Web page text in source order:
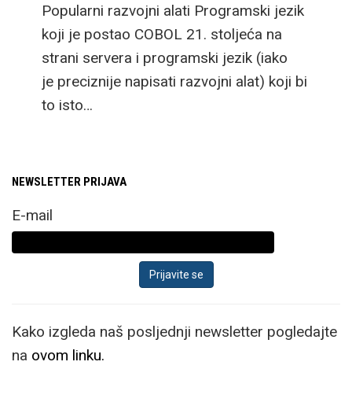
Popularni razvojni alati Programski jezik
koji je postao COBOL 21. stoljeća na
strani servera i programski jezik (iako
je preciznije napisati razvojni alat) koji bi
to isto…
NEWSLETTER PRIJAVA
E-mail
Kako izgleda naš posljednji newsletter pogledajte
na ovom linku.